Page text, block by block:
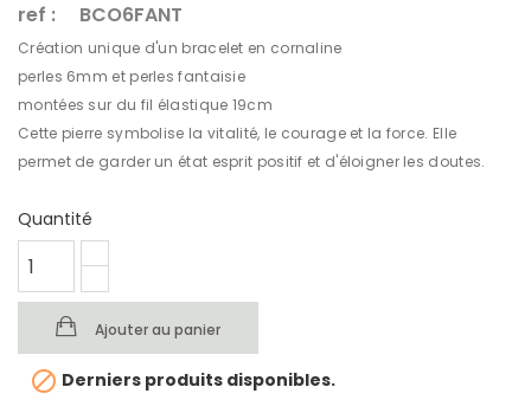
ref : BCO6FANT
Création unique d'un bracelet en cornaline
perles 6mm et perles fantaisie
montées sur du fil élastique 19cm
Cette pierre symbolise la vitalité, le courage et la force. Elle
permet de garder un état esprit positif et d'éloigner les doutes.
Quantité
Ajouter au panier
 Derniers produits disponibles.